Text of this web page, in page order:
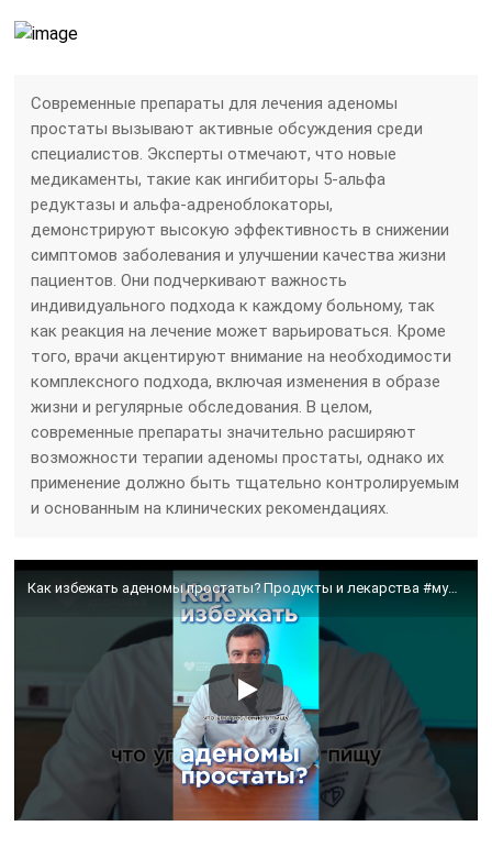
Современные препараты для лечения аденомы
простаты вызывают активные обсуждения среди
специалистов. Эксперты отмечают, что новые
медикаменты, такие как ингибиторы 5-альфа
редуктазы и альфа-адреноблокаторы,
демонстрируют высокую эффективность в снижении
симптомов заболевания и улучшении качества жизни
пациентов. Они подчеркивают важность
индивидуального подхода к каждому больному, так
как реакция на лечение может варьироваться. Кроме
того, врачи акцентируют внимание на необходимости
комплексного подхода, включая изменения в образе
жизни и регулярные обследования. В целом,
современные препараты значительно расширяют
возможности терапии аденомы простаты, однако их
применение должно быть тщательно контролируемым
и основанным на клинических рекомендациях.
Как избежать аденомы простаты? Продукты и лекарства #мужскоездоровье #аденомапростаты